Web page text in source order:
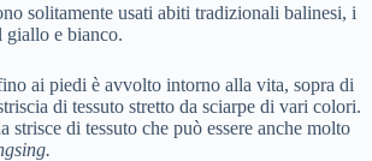
solitamente usati abiti tradizionali balinesi, i
e bianco.
ai piedi è avvolto intorno alla vita, sopra di
di tessuto stretto da sciarpe di vari colori.
strisce di tessuto che può essere anche molto